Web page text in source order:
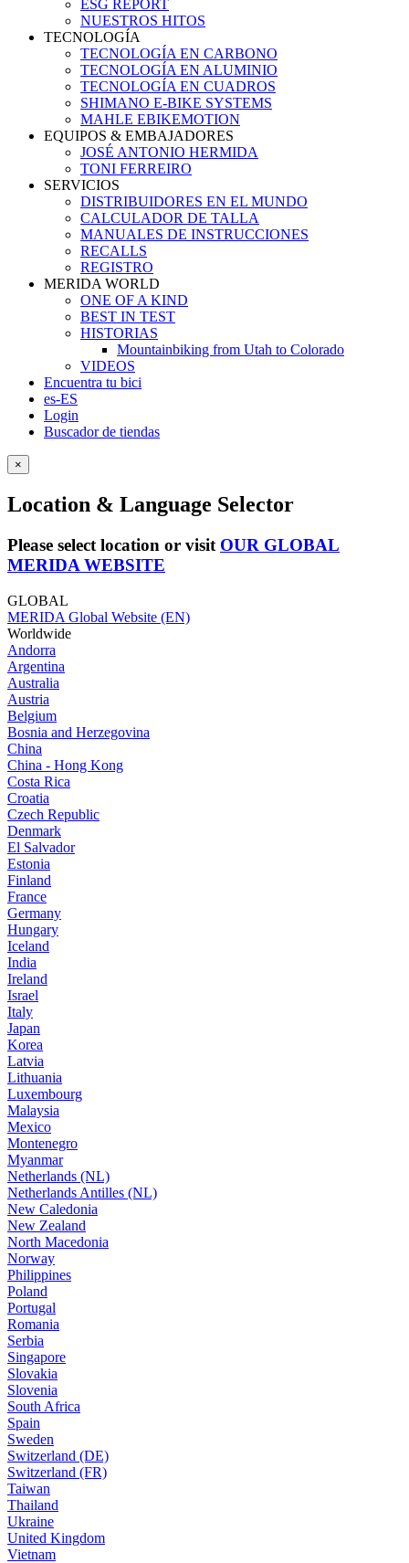
ESG REPORT
NUESTROS HITOS
TECNOLOGÍA
TECNOLOGÍA EN CARBONO
TECNOLOGÍA EN ALUMINIO
TECNOLOGÍA EN CUADROS
SHIMANO E-BIKE SYSTEMS
MAHLE EBIKEMOTION
EQUIPOS & EMBAJADORES
JOSÉ ANTONIO HERMIDA
TONI FERREIRO
SERVICIOS
DISTRIBUIDORES EN EL MUNDO
CALCULADOR DE TALLA
MANUALES DE INSTRUCCIONES
RECALLS
REGISTRO
MERIDA WORLD
ONE OF A KIND
BEST IN TEST
HISTORIAS
Mountainbiking from Utah to Colorado
VIDEOS
Encuentra tu bici
es-ES
Login
Buscador de tiendas
×
Location & Language Selector
Please select location or visit OUR GLOBAL
MERIDA WEBSITE
GLOBAL
MERIDA Global Website (EN)
Worldwide
Andorra
Argentina
Australia
Austria
Belgium
Bosnia and Herzegovina
China
China - Hong Kong
Costa Rica
Croatia
Czech Republic
Denmark
El Salvador
Estonia
Finland
France
Germany
Hungary
Iceland
India
Ireland
Israel
Italy
Japan
Korea
Latvia
Lithuania
Luxembourg
Malaysia
Mexico
Montenegro
Myanmar
Netherlands (NL)
Netherlands Antilles (NL)
New Caledonia
New Zealand
North Macedonia
Norway
Philippines
Poland
Portugal
Romania
Serbia
Singapore
Slovakia
Slovenia
South Africa
Spain
Sweden
Switzerland (DE)
Switzerland (FR)
Taiwan
Thailand
Ukraine
United Kingdom
Vietnam